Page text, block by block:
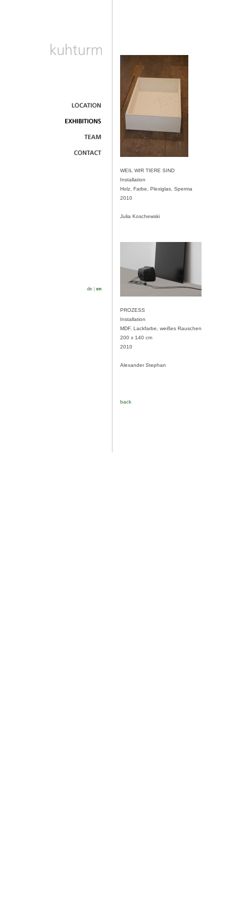
de en
WEIL WIR TIERE SIND
Installation
Holz, Farbe, Plexiglas, Sperma
2010
Julia Koschewski
PROZESS
Installation
MDF, Lackfarbe, weißes Rauschen
200 x 140 cm
2010
Alexander Stephan
back